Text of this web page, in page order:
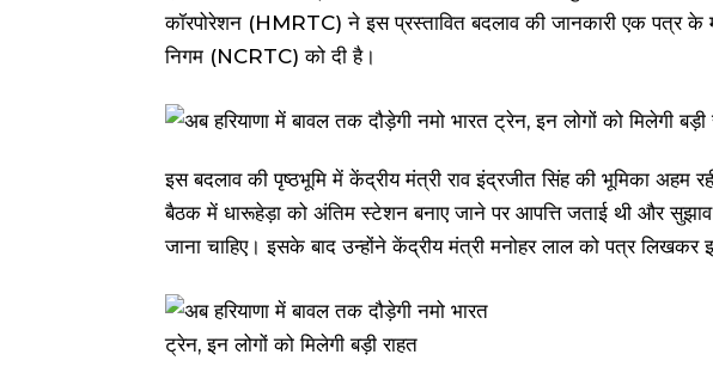
कॉरपोरेशन (HMRTC) ने इस प्रस्तावित बदलाव की जानकारी एक पत्र के
निगम (NCRTC) को दी है।
इस बदलाव की पृष्ठभूमि में केंद्रीय मंत्री राव इंद्रजीत सिंह की भूमिका अहम
बैठक में धारूहेड़ा को अंतिम स्टेशन बनाए जाने पर आपत्ति जताई थी और सुझाव
जाना चाहिए। इसके बाद उन्होंने केंद्रीय मंत्री मनोहर लाल को पत्र लिखकर